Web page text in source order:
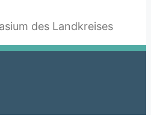
des Landkreises